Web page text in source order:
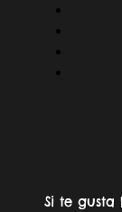
Si te gusta